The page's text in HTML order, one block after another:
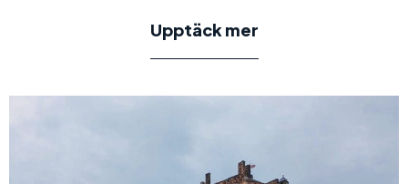
Upptäck mer